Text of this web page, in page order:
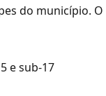
do município. O
e sub-17